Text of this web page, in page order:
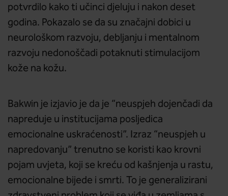
potvrdilo kako ti učinci djeluju i nakon deset
godina. Pokazalo se da su značajni dobici u
neurološkom razvoju, debljanju i mentalnom
razvoju nedonoščadi potaknuti stimulacijom
kože na kožu.
Bakwin je izjavio je da je “neuspjeh dojenčadi da
napreduje u institucijama posljedica
emocionalne uskraćenosti”. Izraz “neuspjeh u
napredovanju” trenutno se koristi kao krovni
pojam uvjeta, koji se kreću od kašnjenja u rastu,
emocionalne bijede i smrti. To je generalizirani